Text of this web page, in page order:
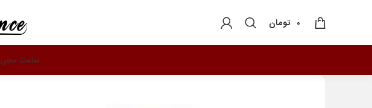
0 تومان
ساعت مچی